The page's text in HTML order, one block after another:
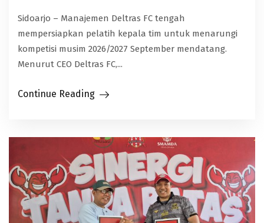
Sidoarjo – Manajemen Deltras FC tengah
mempersiapkan pelatih kepala tim untuk menarungi
kompetisi musim 2026/2027 September mendatang.
Menurut CEO Deltras FC,...
Continue Reading